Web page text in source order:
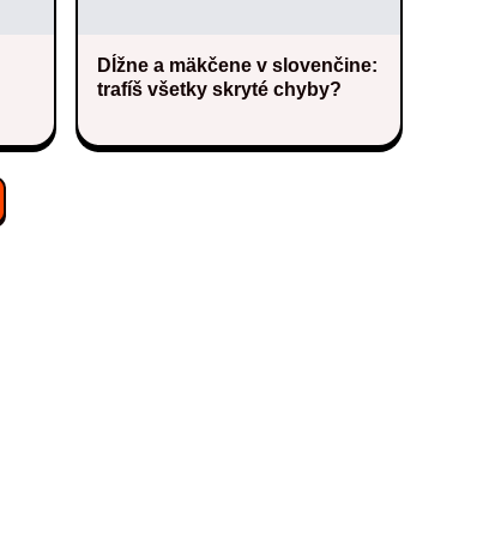
Dĺžne a mäkčene v slovenčine:
trafíš všetky skryté chyby?